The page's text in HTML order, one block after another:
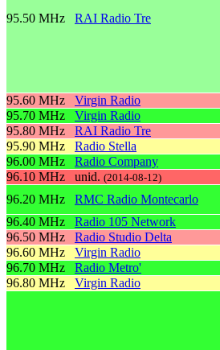
95.50 MHz RAI Radio Tre
95.60 MHz
Virgin Radio
95.70 MHz
Virgin Radio
95.80 MHz
RAI Radio Tre
95.90 MHz
Radio Stella
96.00 MHz
Radio Company
96.10 MHz
unid. (2014-08-12)
96.20 MHz RMC Radio Montecarlo
96.40 MHz
Radio 105 Network
96.50 MHz
Radio Studio Delta
96.60 MHz
Virgin Radio
96.70 MHz
Radio Metro'
96.80 MHz
Virgin Radio